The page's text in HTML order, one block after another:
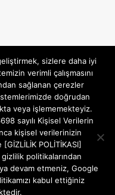
sizlere daha iyi
verimli çalışmasını
sağlanan çerezler
doğrudan
veya işlememekteyiz.
sayılı Kişisel Verilerin
kişisel verilerinizin
POLİTİKASI]
politikalarından
devam etmeniz, Google
kabul ettiğiniz